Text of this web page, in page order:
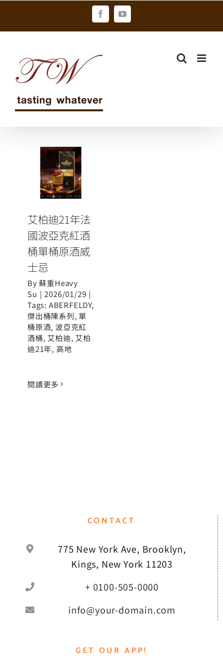
FacebookYouTube
艾柏迪21年法
國波亞克紅酒
桶單桶原酒威
艾柏迪21年法
國波亞克紅酒
桶單桶原酒威
士忌
By蘇重Heavy
Su | 2026/01/29 |
Tags: ABERFELDY,
傑出桶陳系列,單
桶原酒,波亞克紅
酒桶, 艾柏迪, 艾柏
迪21年, 高地
閱讀更多
CONTACT
775 New York Ave, Brooklyn,
Kings, New York 11203
+ 0100-505-0000
info@your-domain.com
GET OUR APP!